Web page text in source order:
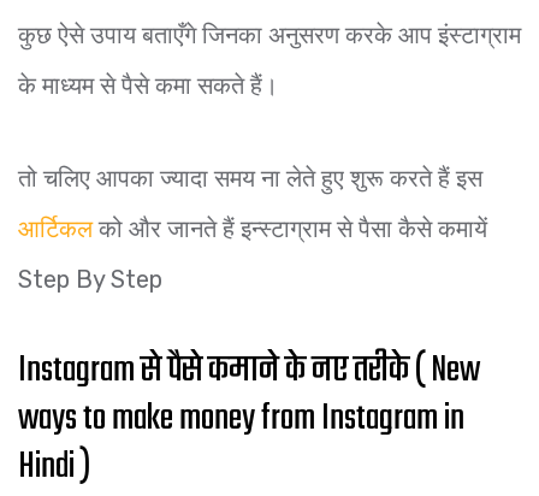
कुछ ऐसे उपाय बताएँगे जिनका अनुसरण करके आप इंस्टाग्राम
के माध्यम से पैसे कमा सकते हैं।
तो चलिए आपका ज्यादा समय ना लेते हुए शुरू करते हैं इस
आर्टिकलको और जानते हैं इन्स्टाग्राम से पैसा कैसे कमायें
Step By Step
Instagram से पैसे कमाने के नए तरीके ( New
ways to make money from Instagram in
Hindi )